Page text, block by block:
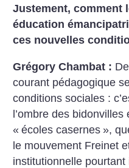
Justement, comment
éducation
ces nouvelles
Grégory Chambat :
courant pédagogique
conditions sociales :
l’ombre des
« écoles casernes »,
le mouvement Freinet
institutionnelle